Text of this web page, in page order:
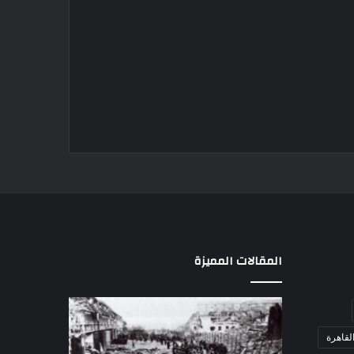
المقالات المميزة
مذبحة
اللد..
القصة
اللواء
دكتور
راضي